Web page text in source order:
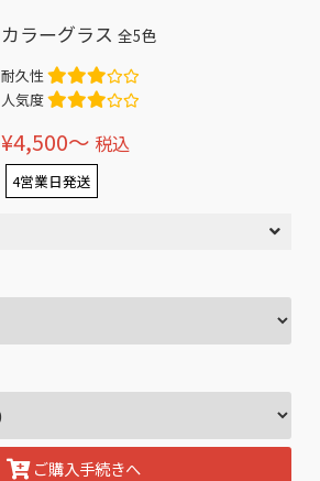
カラーグラス全5色
耐久性
人気度
¥4,500〜 税込
4営業日発送
ご購入手続きへ